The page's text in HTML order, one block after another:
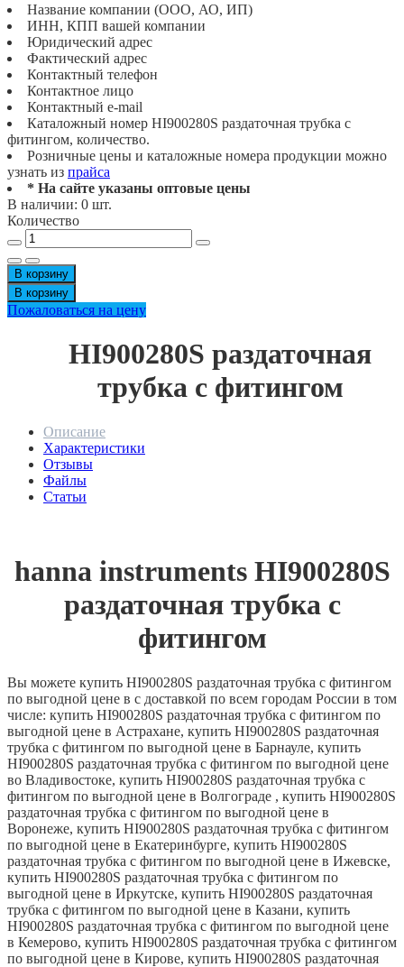
Название компании (ООО, АО, ИП)
ИНН, КПП вашей компании
Юридический адрес
Фактический адрес
Контактный телефон
Контактное лицо
Контактный e-mail
Каталожный номер HI900280S раздаточная трубка с
фитингом, количество.
Розничные цены и каталожные номера продукции можно
узнать из прайса
* На сайте указаны оптовые цены
В наличии: 0 шт.
Количество
В корзину
В корзину
Пожаловаться на цену
HI900280S раздаточная
трубка с фитингом
Описание
Характеристики
Отзывы
Файлы
Статьи
hanna instruments HI900280S
раздаточная трубка с
фитингом
Вы можете купить HI900280S раздаточная трубка с фитингом
по выгодной цене в с доставкой по всем городам России в том
числе: купить HI900280S раздаточная трубка с фитингом по
выгодной цене в Астрахане, купить HI900280S раздаточная
трубка с фитингом по выгодной цене в Барнауле, купить
HI900280S раздаточная трубка с фитингом по выгодной цене
во Владивостоке, купить HI900280S раздаточная трубка с
фитингом по выгодной цене в Волгограде , купить HI900280S
раздаточная трубка с фитингом по выгодной цене в
Воронеже, купить HI900280S раздаточная трубка с фитингом
по выгодной цене в Екатеринбурге, купить HI900280S
раздаточная трубка с фитингом по выгодной цене в Ижевске,
купить HI900280S раздаточная трубка с фитингом по
выгодной цене в Иркутске, купить HI900280S раздаточная
трубка с фитингом по выгодной цене в Казани, купить
HI900280S раздаточная трубка с фитингом по выгодной цене
в Кемерово, купить HI900280S раздаточная трубка с фитингом
по выгодной цене в Кирове, купить HI900280S раздаточная